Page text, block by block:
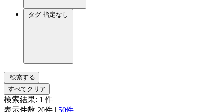
タグ 指定なし
検索する
すべてクリア
検索結果: 1 件
表示件数 20件 | 50件